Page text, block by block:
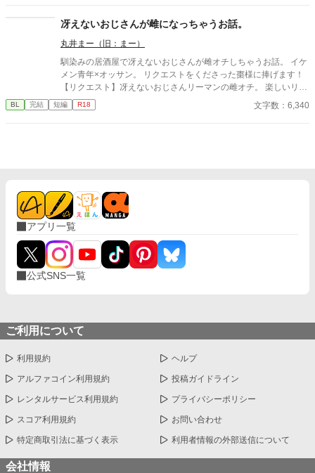
冴えないおじさんが雌になっちゃうお話。
丸井まー（旧：まー）
馴染みの居酒屋で冴えないおじさんが雌オチしちゃうお話。 イケ
メン青年×オッサン。 リクエストをくださった棗様に捧げます！
【リクエスト】冴えないおじさんリーマンの雌オチ。 楽しいリク
エストをありがとうございました！ ※ムーンライトノベルズさん
でも公開しております。
BL 完結 短編 R18 文字数：6,340
アプリ一覧
公式SNS一覧
ご利用について
利用規約 ヘルプ
アルファコイン利用規約 投稿ガイドライン
レンタルサービス利用規約 プライバシーポリシー
スコア利用規約 お問い合わせ
特定商取引法に基づく表示 利用者情報の外部送信について
会社情報